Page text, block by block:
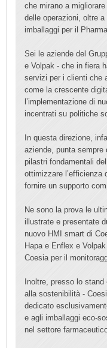
che mirano a
delle operazioni, oltre
imballaggi per il
Sei le aziende del
e Volpak - che in fiera
servizi per i clienti che
come la crescente
l’implementazione di
incentrati su politiche
In questa direzione,
aziende, punta
pilastri fondamentali
ottimizzare l’efficienza
fornire un supporto
Ne sono la prova le
illustrate e presentate
nuovo HMI smart di
Hapa e Enflex e
Coesia per il
Inoltre, presso lo
alla sostenibilità -
dedicato
e agli imballaggi eco-
nel settore